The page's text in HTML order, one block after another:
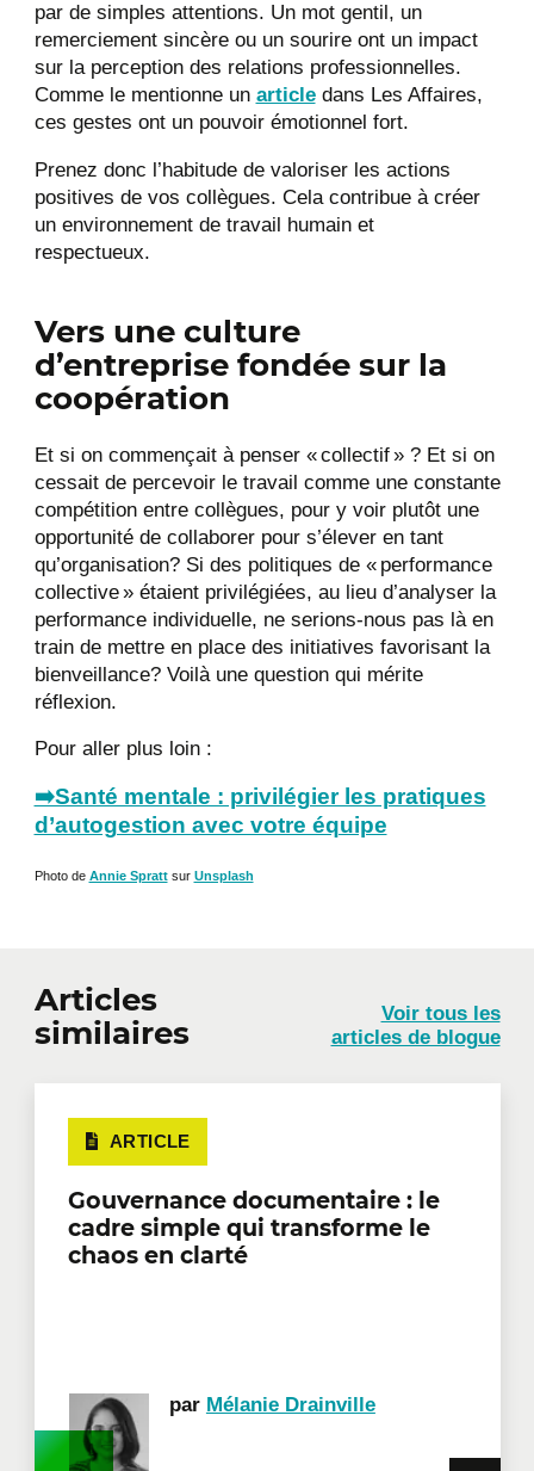
par de simples attentions. Un mot gentil, un
remerciement sincère ou un sourire ont un impact
sur la perception des relations professionnelles.
Comme le mentionne un article dans Les Affaires,
ces gestes ont un pouvoir émotionnel fort.
Prenez donc l’habitude de valoriser les actions
positives de vos collègues. Cela contribue à créer
un environnement de travail humain et
respectueux.
Vers une culture
d’entreprise fondée sur la
coopération
Et si on commençait à penser « collectif » ? Et si on
cessait de percevoir le travail comme une constante
compétition entre collègues, pour y voir plutôt une
opportunité de collaborer pour s’élever en tant
qu’organisation? Si des politiques de « performance
collective » étaient privilégiées, au lieu d’analyser la
performance individuelle, ne serions-nous pas là en
train de mettre en place des initiatives favorisant la
bienveillance? Voilà une question qui mérite
réflexion.
Pour aller plus loin :
➡️Santé mentale : privilégier les pratiques
d’autogestion avec votre équipe
Photo de Annie Sprattsur Unsplash
Articles
similaires
Voir tous les
articles de blogue
ARTICLE
Gouvernance documentaire : le
cadre simple qui transforme le
chaos en clarté
par Mélanie Drainville